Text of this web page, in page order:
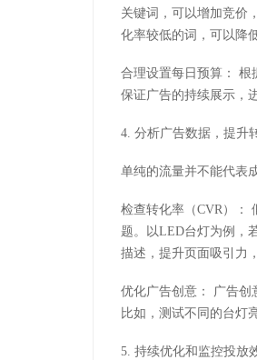
关键词，可以增加竞价
化率较低的词，可以降
合理设置每日预算： 根
保证广告的持续展示，
4. 分析广告数据，提升
单纯的流量并不能代表
检查转化率（CVR）：
题。以LED台灯为例，
描述，提升页面吸引力
优化广告创意： 广告创
比如，测试不同的台灯
5. 持续优化和监控投放